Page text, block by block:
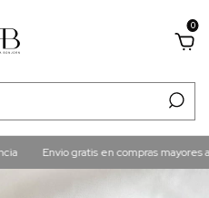
0
Envio gratis en compras mayores a